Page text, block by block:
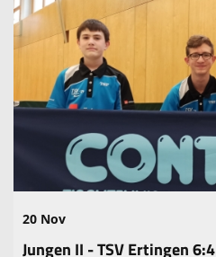
20 Nov
Jungen II - TSV Ertingen 6:4